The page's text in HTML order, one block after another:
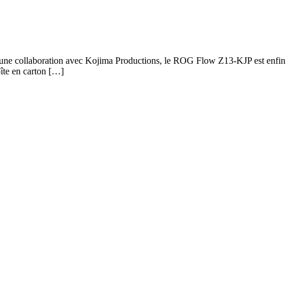
collaboration avec Kojima Productions, le ROG Flow Z13-KJP est enfin
en carton […]